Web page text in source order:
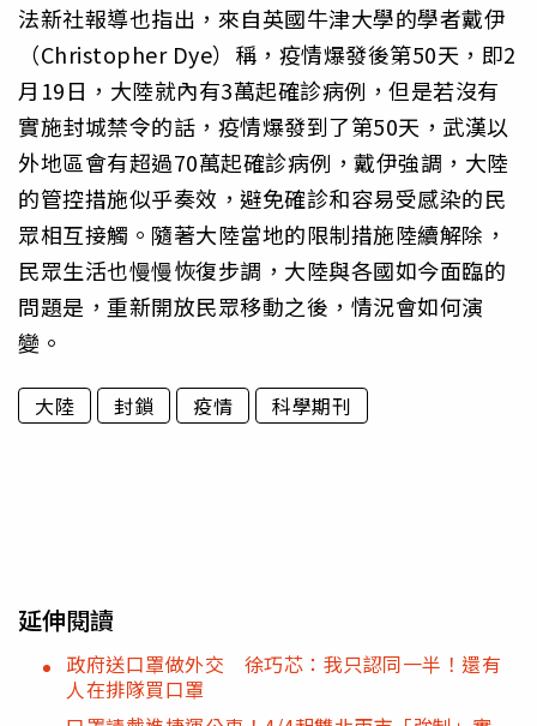
法新社報導也指出，來自英國牛津大學的學者戴伊
（Christopher Dye）稱，疫情爆發後第50天，即2
月19日，大陸就內有3萬起確診病例，但是若沒有
實施封城禁令的話，疫情爆發到了第50天，武漢以
外地區會有超過70萬起確診病例，戴伊強調，大陸
的管控措施似乎奏效，避免確診和容易受感染的民
眾相互接觸。隨著大陸當地的限制措施陸續解除，
民眾生活也慢慢恢復步調，大陸與各國如今面臨的
問題是，重新開放民眾移動之後，情況會如何演
變。
大陸 封鎖 疫情 科學期刊
延伸閱讀
政府送口罩做外交 徐巧芯：我只認同一半！還有
人在排隊買口罩